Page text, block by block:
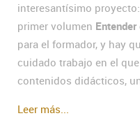
interesantísimo proyecto:
primer volumen
para el formador, y hay
cuidado trabajo en el
contenidos didácticos,
Leer más...